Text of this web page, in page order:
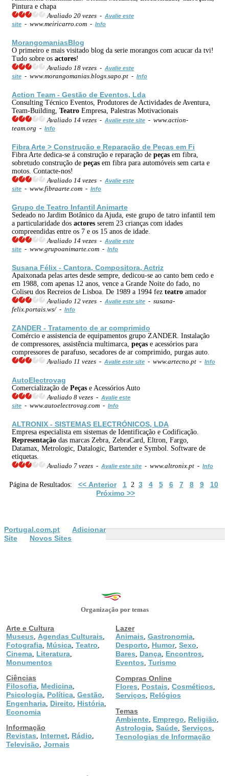
Pintura e chapa
Avaliado 20 vezes - Avalie este
site - www.meiricarro.com - Info
MorangomaniasBlog
O primeiro e mais visitado blog da serie morangos com acucar da tvi!
Tudo sobre os actores!
Avaliado 18 vezes - Avalie este
site - www.morangomanias.blogs.sapo.pt - Info
Action Team - Gestão de Eventos, Lda
Consulting Técnico Eventos, Produtores de Actividades de Aventura,
Team-Building, Teatro Empresa, Palestras Motivacionais
Avaliado 14 vezes - Avalie este site - www.action-
team.org - Info
Fibra Arte > Construção e Reparação de Peças em Fi
Fibra Arte dedica-se á construção e reparação de peças em fibra,
sobretudo construção de peças em fibra para automóveis sem carta e
motos. Contacte-nos!
Avaliado 14 vezes - Avalie este
site - www.fibraarte.com - Info
Grupo de Teatro Infantil Animarte
Sedeado no Jardim Botânico da Ajuda, este grupo de tatro infantil tem
a particularidade dos actores serem 23 crianças com idades
compreendidas entre os 7 e os 15 anos de idade.
Avaliado 14 vezes - Avalie este
site - www.grupoanimarte.com - Info
Susana Félix - Cantora, Compositora, Actriz
Apaixonada pelas artes desde sempre, dedicou-se ao canto bem cedo e
em 1988, com apenas 12 anos, vence a Grande Noite do fado, no
Coliseu dos Recreios de Lisboa. De 1989 a 1994 fez teatro amador
Avaliado 12 vezes - Avalie este site - susana-
felix.portais.ws/ - Info
ZANDER - Tratamento de ar comprimido
Comércio e assistencia de equipamentos grupo ZANDER. Instalação
de compressores, assistência multimarca, peças e acessórios para
compressores de parafuso, secadores de ar comprimido, purgas auto.
Avaliado 11 vezes - Avalie este site - www.artecno.pt - Info
AutoElectrovag
Comercialização de Peças e Acessórios Auto
Avaliado 8 vezes - Avalie este
site - www.autoelectrovag.com - Info
ALTRONIX - SISTEMAS ELECTRÓNICOS, LDA
Empresa especialista em sistemas de Identificação e Codificação.
Representação das marcas Zebra, ZebraCard, Eltron, Fargo,
Datamax, Metrologic, Datalogic, Bartender e Symbol. Software de
etiquetas.
Avaliado 7 vezes - Avalie este site - www.altronix.pt - Info
Página de Resultados: << Anterior 12 3 4 5 6 7 8 9
10
Próximo >>
Portugal.com.pt
Adicionar
Site
Novos Sites
Organização por temas
Arte e Cultura
Museus
Agendas Culturais
Fotografia Música Teatro
Cinema Literatura
Monumentos
Ciências
Filosofia Medicina
Psicologia Política Gestão
Engenharia Direito História
Economia
Informação
Revistas
Internet Rádio
Televisão Jornais
Lazer
Animais Gastronomia
Desporto Humor, Sexo
Bares Dança Encontros
Eventos Turismo
Compras Online
Flores
Postais Cosméticos
Serviços
Relógios
Temas
Ambiente Emprego Religião
Astrologia Saúde Serviços
Tecnologias de Informação